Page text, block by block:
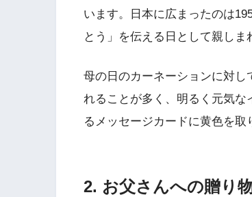
います。日本に広まったのは
とう」を伝える日として親しま
母の日のカーネーションに対し
れることが多く、明るく元気な
るメッセージカードに黄色を取
2. お父さんへの贈り